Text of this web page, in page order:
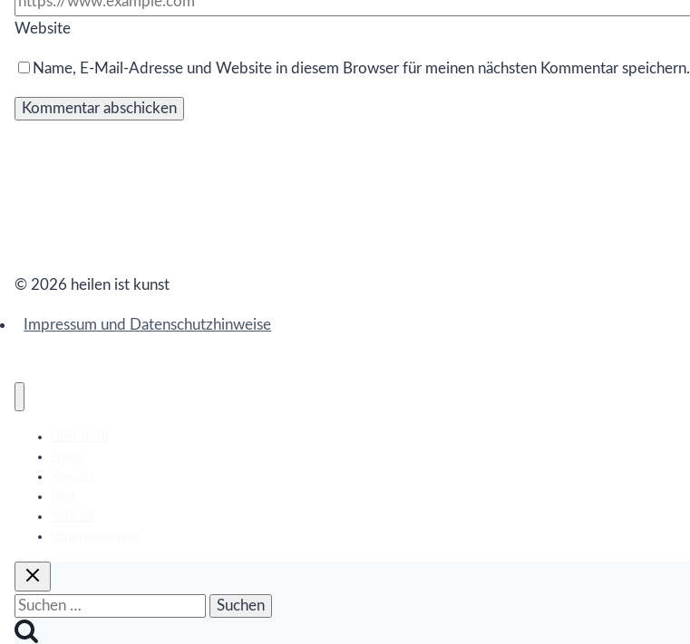
Website
Name, E-Mail-Adresse und Website in diesem Browser für meinen nächsten Kommentar speichern.
© 2026 heilen ist kunst
Impressum und Datenschutzhinweise
Suchen
nach: